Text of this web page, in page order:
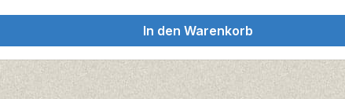
In den Warenkorb